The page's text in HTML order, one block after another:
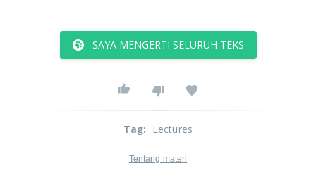
SAYA MENGERTI SELURUH TEKS
Tag: Lectures
Tentang materi